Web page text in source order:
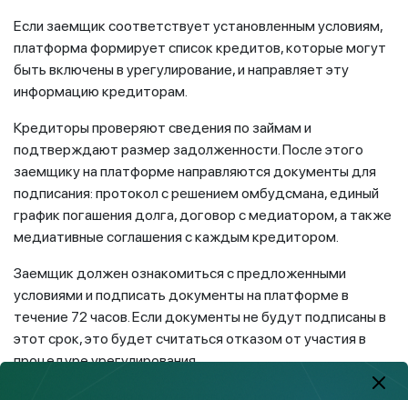
Если заемщик соответствует установленным условиям,
платформа формирует список кредитов, которые могут
быть включены в урегулирование, и направляет эту
информацию кредиторам.
Кредиторы проверяют сведения по займам и
подтверждают размер задолженности. После этого
заемщику на платформе направляются документы для
подписания: протокол с решением омбудсмана, единый
график погашения долга, договор с медиатором, а также
медиативные соглашения с каждым кредитором.
Заемщик должен ознакомиться с предложенными
условиями и подписать документы на платформе в
течение 72 часов. Если документы не будут подписаны в
этот срок, это будет считаться отказом от участия в
процедуре урегулирования.